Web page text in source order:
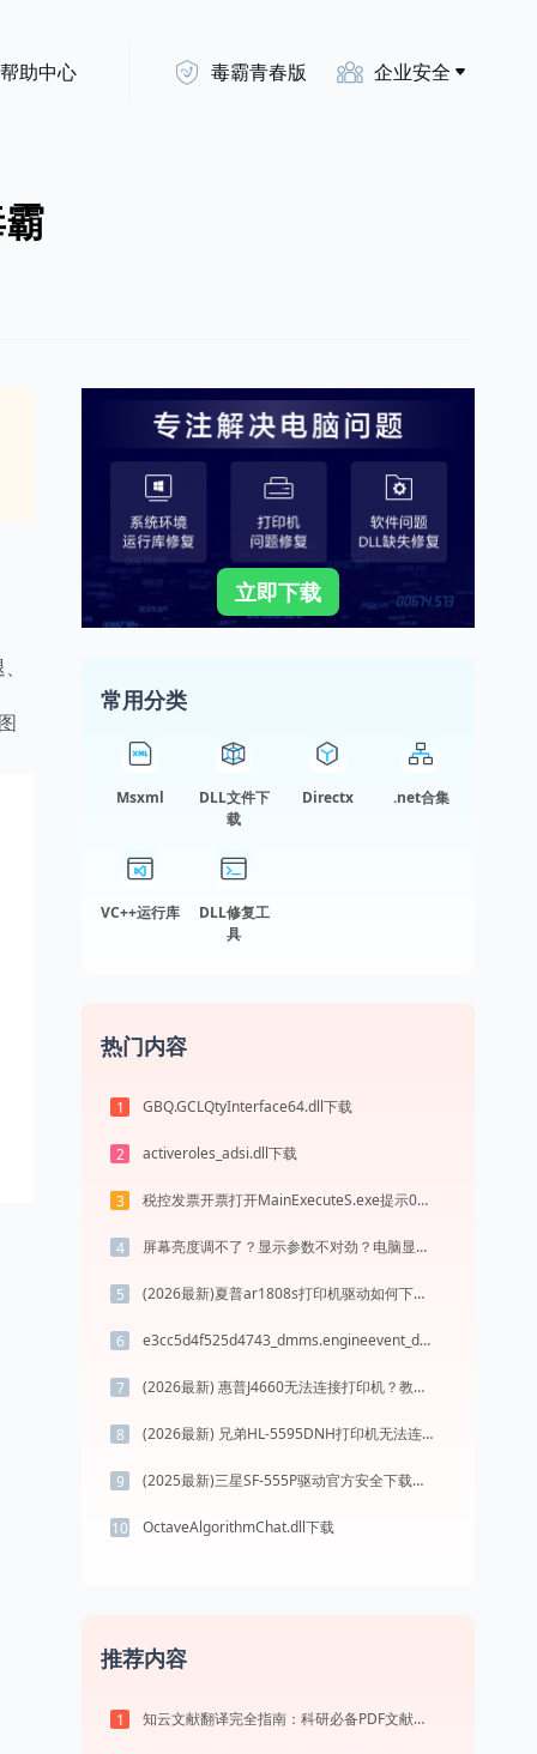
帮助中心 毒霸青春版 企业安全
立即下载
常用分类
Msxml
DLL文件下
载
Directx .net合集
VC++运行库
DLL修复工
具
热门内容
1 GBQ.GCLQtyInterface64.dll下载
2 activeroles_adsi.dll下载
3 税控发票开票打开MainExecuteS.exe提示0xc000000d错误码怎么办
4 屏幕亮度调不了？显示参数不对劲？电脑显示故障的官方最新解决教程兼容 Win10/11
5 (2026最新)夏普ar1808s打印机驱动如何下载安装？这里有你需要的所有信息
6 e3cc5d4f525d4743_dmms.engineevent_dummy.dll下载
7 (2026最新) 惠普J4660无法连接打印机？教你解决方法 -金山毒霸
8 (2026最新) 兄弟HL-5595DNH打印机无法连接？教你快速解决方法 - 金山毒霸
9 (2025最新)三星SF-555P驱动官方安全下载，兼容Win10/Win11系统
10 OctaveAlgorithmChat.dll下载
推荐内容
1 知云文献翻译完全指南：科研必备PDF文献翻译与双语对照阅读效率工具（2026最新）